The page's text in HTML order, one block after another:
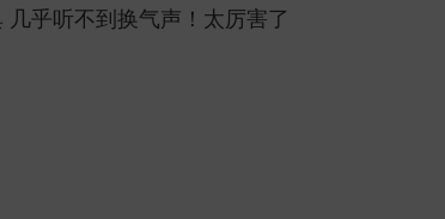
乎听不到换气声！太厉害了